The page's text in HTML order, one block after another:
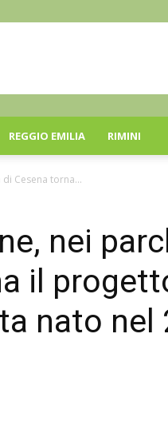
REGGIO EMILIA RIMINI
Cesena torna...
nei
il
nato nel